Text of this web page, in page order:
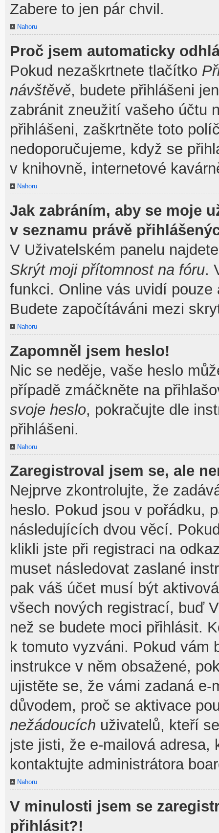
Zabere to jen pár chvil.
Nahoru
Proč jsem automaticky
Pokud nezaškrtnete tlačítko
návštěvě, budete přihlášeni
zabránit zneužití vašeho účtu
přihlášeni, zaškrtněte toto
nedoporučujeme, když se
v knihovně, internetové
Nahoru
Jak zabráním, aby se moje
v seznamu právě
V Uživatelském panelu
Skrýt moji přítomnost na fóru.
funkci. Online vás uvidí
Budete započítáváni mezi
Nahoru
Zapomněl jsem heslo!
Nic se neděje, vaše heslo
případě zmáčkněte na
svoje heslo, pokračujte dle
přihlášeni.
Nahoru
Zaregistroval jsem se, ale
Nejprve zkontrolujte, že
heslo. Pokud jsou v pořádku,
následujících dvou věcí.
klikli jste při registraci na
muset následovat zaslané
pak váš účet musí být
všech nových registrací, buď
než se budete moci přihlásit.
k tomuto vyzváni. Pokud vám
instrukce v něm obsažené,
ujistěte se, že vámi zadaná
důvodem, proč se aktivace
nežádoucích uživatelů, kteří
jste jisti, že e-mailová adresa,
kontaktujte administrátora
Nahoru
V minulosti jsem se
přihlásit?!